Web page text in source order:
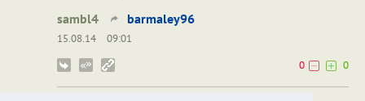
sambl4 barmaley96
15.08.14
09:01
0
0